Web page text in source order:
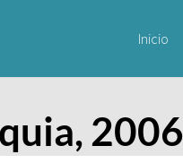
Inicio
2006